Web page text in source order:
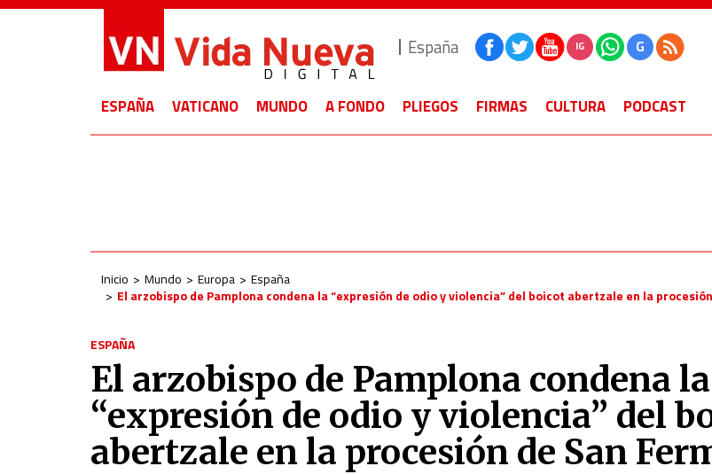
España IG G
ESPAÑA VATICANO MUNDO A FONDO PLIEGOS FIRMAS CULTURA PODCAST
Inicio Mundo Europa
España
El arzobispo de Pamplona condena la “expresión de odio y violencia” del boicot abertzale en la
ESPAÑA
El arzobispo de Pamplona condena la
“expresión de odio y violencia” del
abertzale en la procesión de San